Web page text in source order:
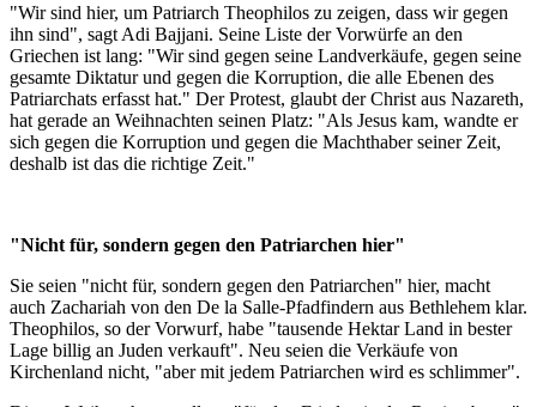
"Wir sind hier, um Patriarch Theophilos zu zeigen, dass wir gegen
ihn sind", sagt Adi Bajjani. Seine Liste der Vorwürfe an den
Griechen ist lang: "Wir sind gegen seine Landverkäufe, gegen seine
gesamte Diktatur und gegen die Korruption, die alle Ebenen des
Patriarchats erfasst hat." Der Protest, glaubt der Christ aus Nazareth,
hat gerade an Weihnachten seinen Platz: "Als Jesus kam, wandte er
sich gegen die Korruption und gegen die Machthaber seiner Zeit,
deshalb ist das die richtige Zeit."
"Nicht für, sondern gegen den Patriarchen hier"
Sie seien "nicht für, sondern gegen den Patriarchen" hier, macht
auch Zachariah von den De la Salle-Pfadfindern aus Bethlehem klar.
Theophilos, so der Vorwurf, habe "tausende Hektar Land in bester
Lage billig an Juden verkauft". Neu seien die Verkäufe von
Kirchenland nicht, "aber mit jedem Patriarchen wird es schlimmer".